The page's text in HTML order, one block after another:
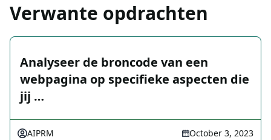
Verwante opdrachten
Analyseer de broncode van een
webpagina op specifieke aspecten die
jij …
AIPRM October 3, 2023